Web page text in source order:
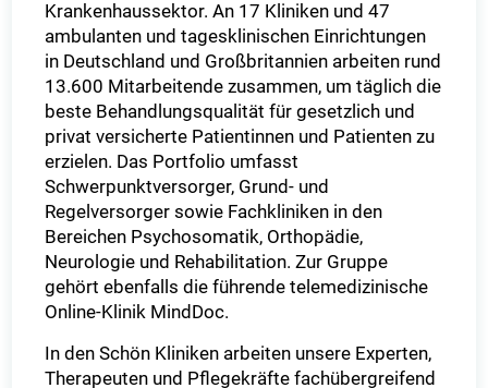
Krankenhaussektor. An 17 Kliniken und 47
ambulanten und tagesklinischen Einrichtungen
in Deutschland und Großbritannien arbeiten rund
13.600 Mitarbeitende zusammen, um täglich die
beste Behandlungsqualität für gesetzlich und
privat versicherte Patientinnen und Patienten zu
erzielen. Das Portfolio umfasst
Schwerpunktversorger, Grund- und
Regelversorger sowie Fachkliniken in den
Bereichen Psychosomatik, Orthopädie,
Neurologie und Rehabilitation. Zur Gruppe
gehört ebenfalls die führende telemedizinische
Online-Klinik MindDoc.
In den Schön Kliniken arbeiten unsere Experten,
Therapeuten und Pflegekräfte fachübergreifend